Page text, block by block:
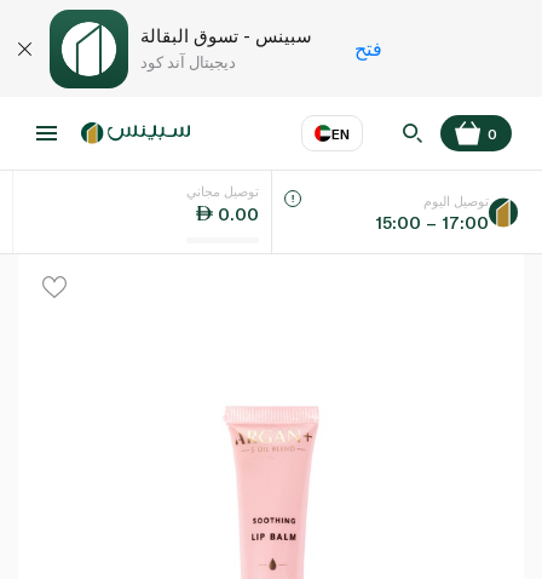
سبينس - تسوق البقالة
ديجيتال آند كود
فتح
EN
اللغة عر
0
توصيل مجاني
0.00
توصيل اليوم
15:00 – 17:00